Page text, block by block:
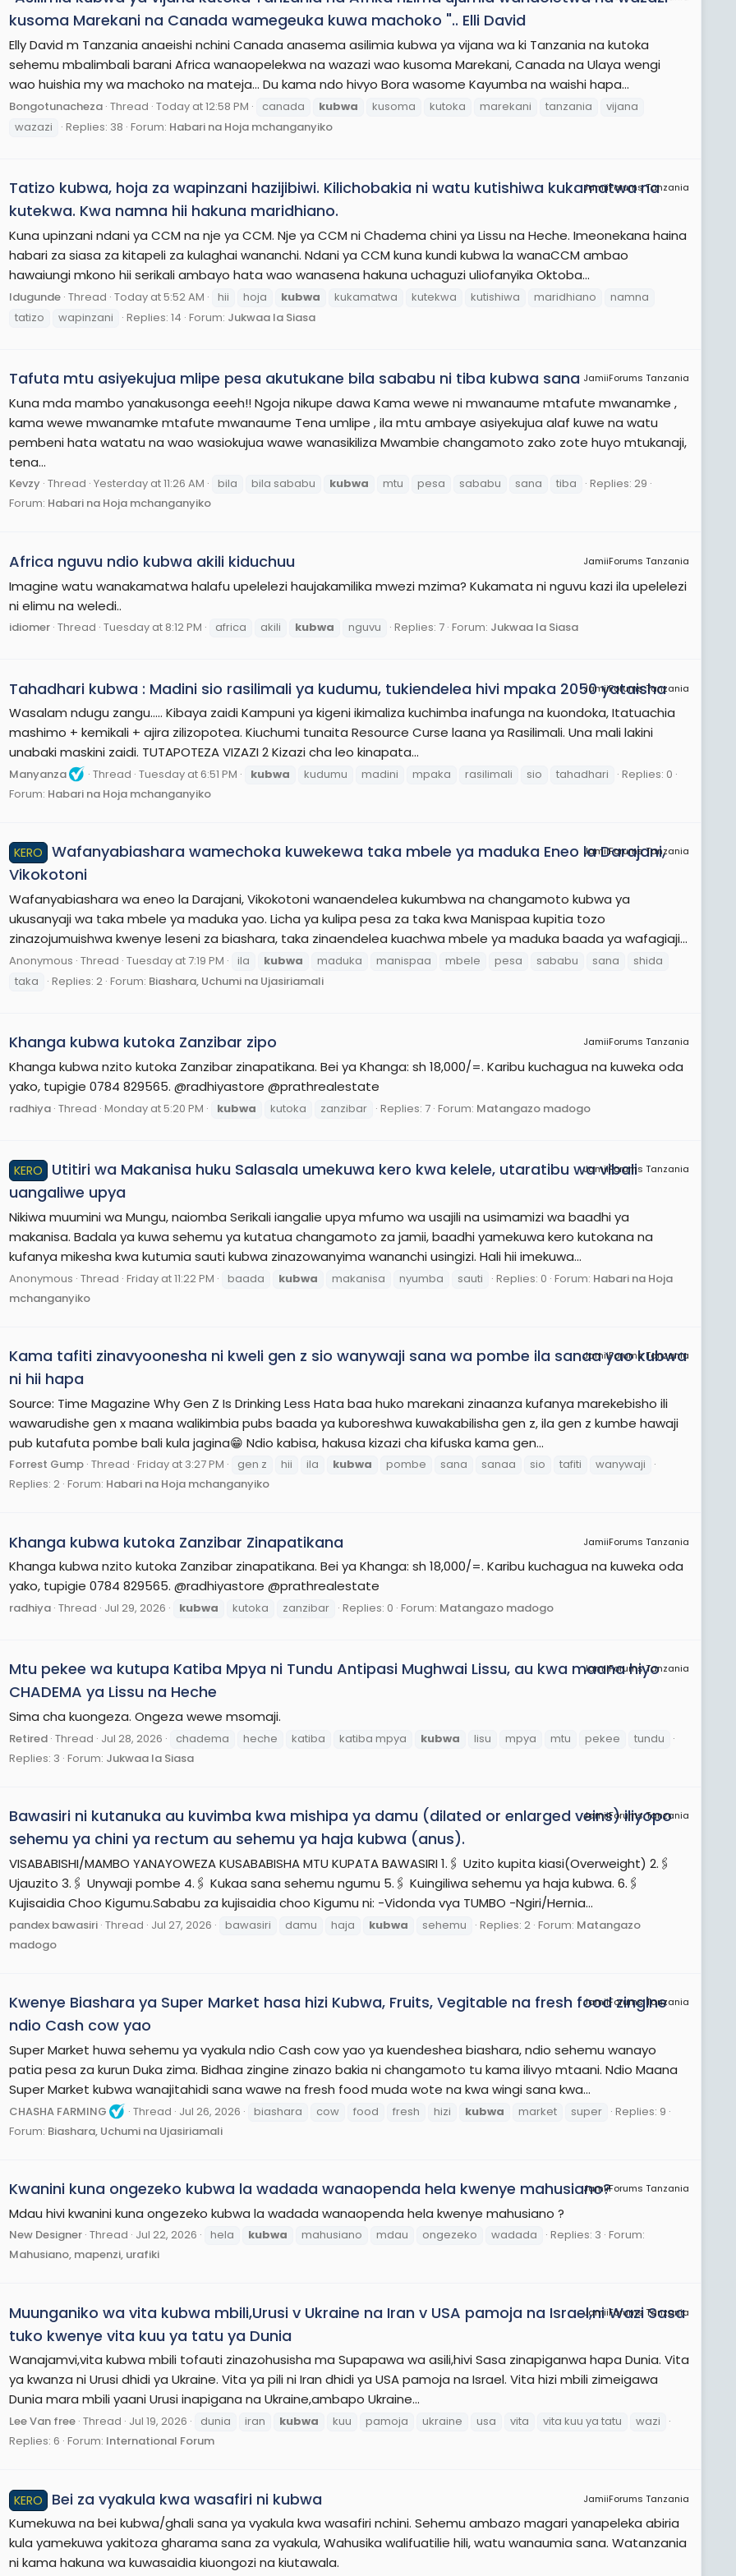
kusoma Marekani na Canada wamegeuka kuwa machoko ".. Elli David
Elly David m Tanzania anaeishi nchini Canada anasema asilimia kubwa ya vijana wa ki Tanzania na kutoka
sehemu mbalimbali barani Africa wanaopelekwa na wazazi wao kusoma Marekani, Canada na Ulaya wengi
wao huishia my wa machoko na mateja... Du kama ndo hivyo Bora wasome Kayumba na waishi hapa...
Bongotunacheza Thread Today at 12:58 PM canada kubwa kusoma kutoka marekani tanzania
vijana
wazazi
Replies: 38 Forum: Habari na Hoja mchanganyiko
JamiiForums Tanzania
Tatizo kubwa, hoja za wapinzani hazijibiwi. Kilichobakia ni watu kutishiwa kukamatwa na
kutekwa. Kwa namna hii hakuna maridhiano.
Kuna upinzani ndani ya CCM na nje ya CCM. Nje ya CCM ni Chadema chini ya Lissu na Heche. Imeonekana haina
habari za siasa za kitapeli za kulaghai wananchi. Ndani ya CCM kuna kundi kubwa la wanaCCM ambao
hawaiungi mkono hii serikali ambayo hata wao wanasena hakuna uchaguzi uliofanyika Oktoba...
Idugunde Thread Today at 5:52 AM hii hoja kubwa kukamatwa kutekwa kutishiwa maridhiano
namna
tatizo
wapinzani Replies: 14 Forum: Jukwaa la Siasa
JamiiForums Tanzania
Tafuta mtu asiyekujua mlipe pesa akutukane bila sababu ni tiba kubwa sana
Kuna mda mambo yanakusonga eeeh!! Ngoja nikupe dawa Kama wewe ni mwanaume mtafute mwanamke ,
kama wewe mwanamke mtafute mwanaume Tena umlipe , ila mtu ambaye asiyekujua alaf kuwe na watu
pembeni hata watatu na wao wasiokujua wawe wanasikiliza Mwambie changamoto zako zote huyo mtukanaji,
tena...
Kevzy Thread Yesterday at 11:26 AM bila bila sababu kubwa mtu pesa sababu sana tiba
Replies: 29
Forum: Habari na Hoja mchanganyiko
JamiiForums Tanzania
Africa nguvu ndio kubwa akili kiduchuu
Imagine watu wanakamatwa halafu upelelezi haujakamilika mwezi mzima? Kukamata ni nguvu kazi ila upelelezi
ni elimu na weledi..
idiomer Thread Tuesday at 8:12 PM africa akili kubwa nguvu Replies: 7 Forum: Jukwaa la Siasa
JamiiForums Tanzania
Tahadhari kubwa : Madini sio rasilimali ya kudumu, tukiendelea hivi mpaka 2050 yataisha
Wasalam ndugu zangu..... Kibaya zaidi Kampuni ya kigeni ikimaliza kuchimba inafunga na kuondoka, Itatuachia
mashimo + kemikali + ajira zilizopotea. Kiuchumi tunaita Resource Curse laana ya Rasilimali. Una mali lakini
unabaki maskini zaidi. TUTAPOTEZA VIZAZI 2 Kizazi cha leo kinapata...
Manyanza Thread Tuesday at 6:51 PM kubwa kudumu madini mpaka rasilimali sio tahadhari
Replies: 0
Forum: Habari na Hoja mchanganyiko
JamiiForums Tanzania
KERO
Wafanyabiashara wamechoka kuwekewa taka mbele ya maduka Eneo la Darajani,
Vikokotoni
Wafanyabiashara wa eneo la Darajani, Vikokotoni wanaendelea kukumbwa na changamoto kubwa ya
ukusanyaji wa taka mbele ya maduka yao. Licha ya kulipa pesa za taka kwa Manispaa kupitia tozo
zinazojumuishwa kwenye leseni za biashara, taka zinaendelea kuachwa mbele ya maduka baada ya wafagiaji...
Anonymous Thread Tuesday at 7:19 PM ila kubwa maduka manispaa mbele pesa sababu sana
shida
taka
Replies: 2 Forum: Biashara, Uchumi na Ujasiriamali
JamiiForums Tanzania
Khanga kubwa kutoka Zanzibar zipo
Khanga kubwa nzito kutoka Zanzibar zinapatikana. Bei ya Khanga: sh 18,000/=. Karibu kuchagua na kuweka oda
yako, tupigie 0784 829565. @radhiyastore @prathrealestate
radhiya Thread Monday at 5:20 PM kubwa kutoka zanzibar Replies: 7 Forum: Matangazo madogo
JamiiForums Tanzania
KERO
Utitiri wa Makanisa huku Salasala umekuwa kero kwa kelele, utaratibu wa vibali
uangaliwe upya
Nikiwa muumini wa Mungu, naiomba Serikali iangalie upya mfumo wa usajili na usimamizi wa baadhi ya
makanisa. Badala ya kuwa sehemu ya kutatua changamoto za jamii, baadhi yamekuwa kero kutokana na
kufanya mikesha kwa kutumia sauti kubwa zinazowanyima wananchi usingizi. Hali hii imekuwa...
Anonymous Thread Friday at 11:22 PM baada kubwa makanisa nyumba sauti Replies: 0 Forum: Habari na Hoja
mchanganyiko
JamiiForums Tanzania
Kama tafiti zinavyoonesha ni kweli gen z sio wanywaji sana wa pombe ila sanaa yao kubwa
ni hii hapa
Source: Time Magazine Why Gen Z Is Drinking Less Hata baa huko marekani zinaanza kufanya marekebisho ili
wawarudishe gen x maana walikimbia pubs baada ya kuboreshwa kuwakabilisha gen z, ila gen z kumbe hawaji
pub kutafuta pombe bali kula jagina😁 Ndio kabisa, hakusa kizazi cha kifuska kama gen...
Forrest Gump Thread Friday at 3:27 PM gen z hii ila kubwa pombe sana sanaa sio tafiti
wanywaji
Replies: 2 Forum: Habari na Hoja mchanganyiko
JamiiForums Tanzania
Khanga kubwa kutoka Zanzibar Zinapatikana
Khanga kubwa nzito kutoka Zanzibar zinapatikana. Bei ya Khanga: sh 18,000/=. Karibu kuchagua na kuweka oda
yako, tupigie 0784 829565. @radhiyastore @prathrealestate
radhiya Thread Jul 29, 2026 kubwa kutoka zanzibar Replies: 0 Forum: Matangazo madogo
JamiiForums Tanzania
Mtu pekee wa kutupa Katiba Mpya ni Tundu Antipasi Mughwai Lissu, au kwa maana hiyo
CHADEMA ya Lissu na Heche
Sima cha kuongeza. Ongeza wewe msomaji.
Retired Thread Jul 28, 2026 chadema heche katiba katiba mpya kubwa lisu mpya mtu pekee
tundu
Replies: 3 Forum: Jukwaa la Siasa
JamiiForums Tanzania
Bawasiri ni kutanuka au kuvimba kwa mishipa ya damu (dilated or enlarged veins) iliyopo
sehemu ya chini ya rectum au sehemu ya haja kubwa (anus).
VISABABISHI/MAMBO YANAYOWEZA KUSABABISHA MTU KUPATA BAWASIRI 1.🖇️ Uzito kupita kiasi(Overweight) 2.🖇️
Ujauzito 3.🖇️ Unywaji pombe 4.🖇️ Kukaa sana sehemu ngumu 5.🖇️ Kuingiliwa sehemu ya haja kubwa. 6.🖇️
Kujisaidia Choo Kigumu.Sababu za kujisaidia choo Kigumu ni: -Vidonda vya TUMBO -Ngiri/Hernia...
pandex bawasiri Thread Jul 27, 2026 bawasiri damu haja kubwa sehemu Replies: 2 Forum: Matangazo
madogo
JamiiForums Tanzania
Kwenye Biashara ya Super Market hasa hizi Kubwa, Fruits, Vegitable na fresh food zingine
ndio Cash cow yao
Super Market huwa sehemu ya vyakula ndio Cash cow yao ya kuendeshea biashara, ndio sehemu wanayo
patia pesa za kurun Duka zima. Bidhaa zingine zinazo bakia ni changamoto tu kama ilivyo mtaani. Ndio Maana
Super Market kubwa wanajitahidi sana wawe na fresh food muda wote na kwa wingi sana kwa...
CHASHA FARMING Thread Jul 26, 2026 biashara cow food fresh hizi kubwa market super
Replies: 9
Forum: Biashara, Uchumi na Ujasiriamali
JamiiForums Tanzania
Kwanini kuna ongezeko kubwa la wadada wanaopenda hela kwenye mahusiano?
Mdau hivi kwanini kuna ongezeko kubwa la wadada wanaopenda hela kwenye mahusiano ?
New Designer Thread Jul 22, 2026 hela kubwa mahusiano mdau ongezeko wadada Replies: 3 Forum:
Mahusiano, mapenzi, urafiki
JamiiForums Tanzania
Muunganiko wa vita kubwa mbili,Urusi v Ukraine na Iran v USA pamoja na Israel,ni Wazi Sasa
tuko kwenye vita kuu ya tatu ya Dunia
Wanajamvi,vita kubwa mbili tofauti zinazohusisha ma Supapawa wa asili,hivi Sasa zinapiganwa hapa Dunia. Vita
ya kwanza ni Urusi dhidi ya Ukraine. Vita ya pili ni Iran dhidi ya USA pamoja na Israel. Vita hizi mbili zimeigawa
Dunia mara mbili yaani Urusi inapigana na Ukraine,ambapo Ukraine...
Lee Van free Thread Jul 19, 2026 dunia iran kubwa kuu pamoja ukraine usa vita vita kuu ya tatu
wazi
Replies: 6 Forum: International Forum
JamiiForums Tanzania
KERO Bei za vyakula kwa wasafiri ni kubwa
Kumekuwa na bei kubwa/ghali sana ya vyakula kwa wasafiri nchini. Sehemu ambazo magari yanapeleka abiria
kula yamekuwa yakitoza gharama sana za vyakula, Wahusika walifuatilie hili, watu wanaumia sana. Watanzania
ni kama hakuna wa kuwasaidia kiuongozi na kiutawala.